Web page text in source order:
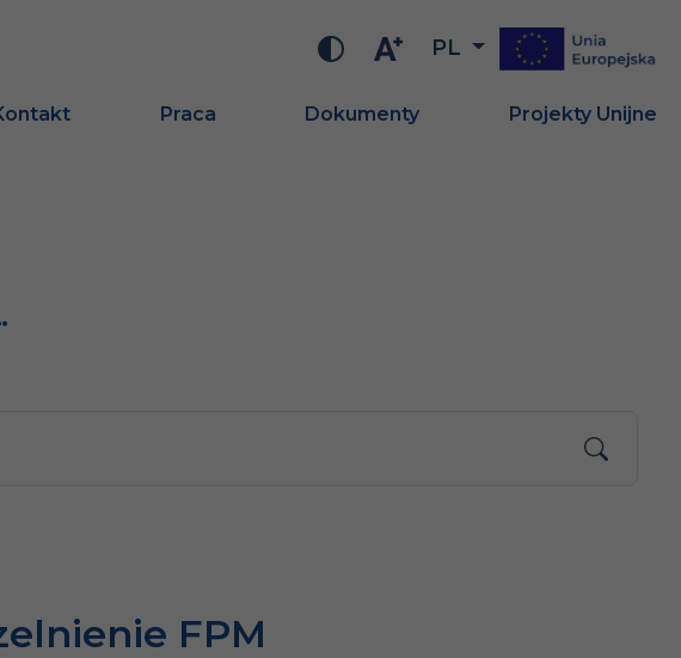
PL
Praca Dokumenty Projekty Unijne
FPM